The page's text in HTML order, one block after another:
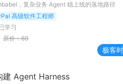
，复杂业务 Agent 稳上线的落地路径
高级软件工程师
学习
原价：69
极客
建 Agent Harness